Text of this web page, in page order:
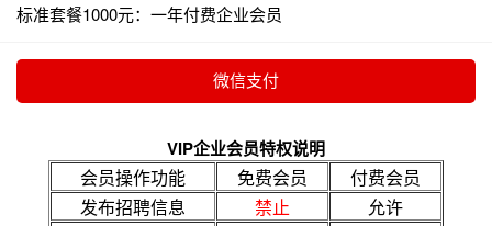
标准套餐1000元：一年付费企业会员
VIP企业会员特权说明
会员操作功能 免费会员
付费会员
发布招聘信息
禁止
允许